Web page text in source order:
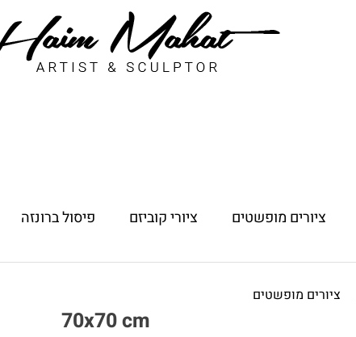
ציורים מופשטים ציורי קוביזם פיסול ברונזה
ציורים מופשטים
70x70 cm